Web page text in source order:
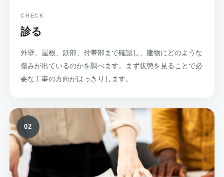
CHECK
診る
外壁、屋根、鉄部、付帯部まで確認し、建物にどのような
傷みが出ているのかを調べます。まず状態を見ることで必
要な工事の方向がはっきりします。
02